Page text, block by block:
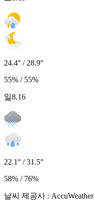
24.4° / 28.9°
55% / 55%
일8.16
22.1° / 31.5°
58% / 76%
날씨 제공사 : AccuWeather